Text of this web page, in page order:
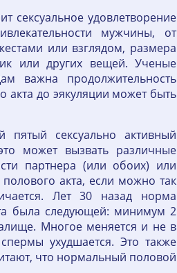
сексуальное удовлетворение
мужчины, от
или взглядом, размера
или других вещей. Ученые
важна продолжительность
акта до эякуляции может быть
пятый сексуально активный
может вызвать различные
партнера (или обоих) или
акта, если можно так
Лет 30 назад норма
была следующей: минимум 2
Многое меняется и не в
ухудшается. Это также
что нормальный половой